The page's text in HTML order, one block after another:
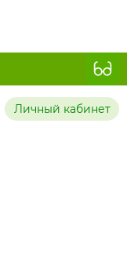
Личный кабинет